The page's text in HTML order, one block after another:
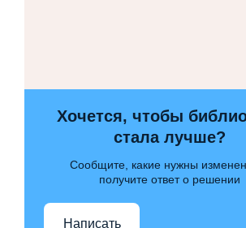
Хочется, чтобы
стала лучше?
Сообщите, какие нужны
получите ответ о решении
Написать